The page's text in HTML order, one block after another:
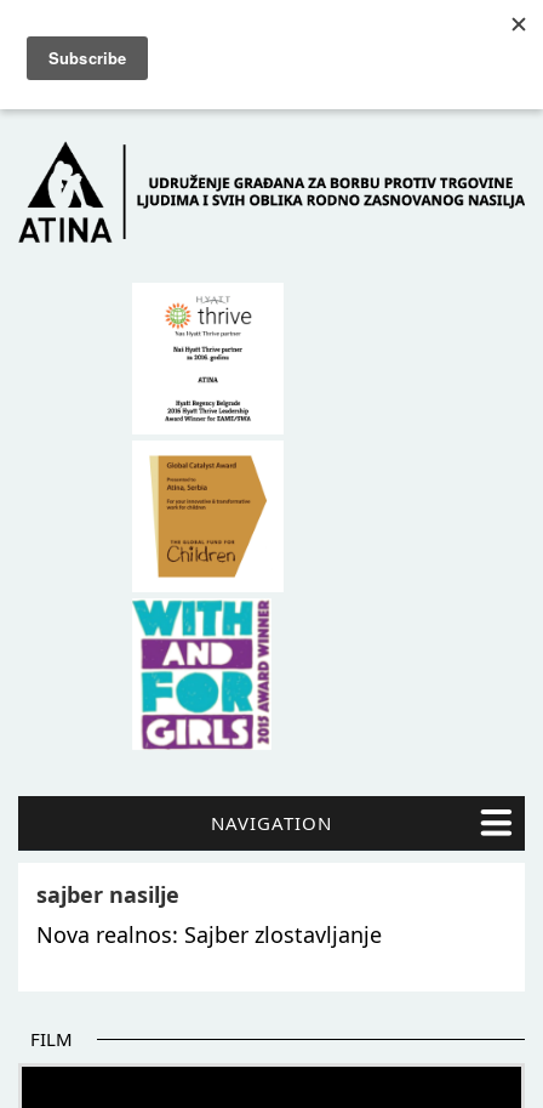
POČETNA O NAMA
NAVIGATION
sajber nasilje
Nova realnos: Sajber zlostavljanje
FILM